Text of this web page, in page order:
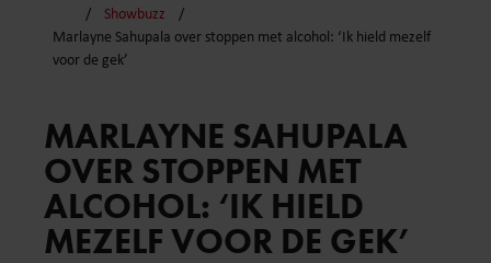
Showbuzz
Marlayne Sahupala over stoppen met alcohol: ‘Ik hield mezelf
voor de gek’
MARLAYNE SAHUPALA
OVER STOPPEN MET
ALCOHOL: ‘IK HIELD
MEZELF VOOR DE GEK’